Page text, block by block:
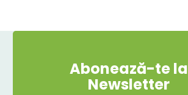
Abonează-te la
Newsletter